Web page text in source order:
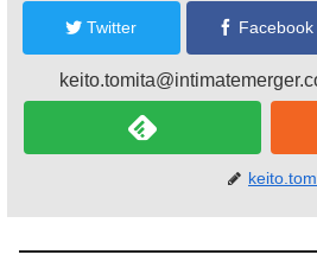
Twitter Facebook